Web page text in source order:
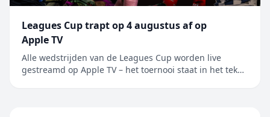
Leagues Cup trapt op 4 augustus af op
Apple TV
Alle wedstrijden van de Leagues Cup worden live
gestreamd op Apple TV – het toernooi staat in het teken